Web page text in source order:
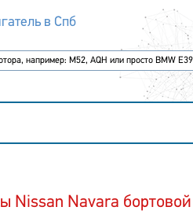
в Спб
Nissan Navara бортовой